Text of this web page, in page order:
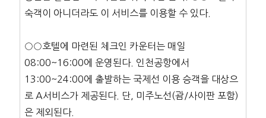
숙객이 아니더라도 이 서비스를 이용할 수 있다.
○○호텔에 마련된 체크인 카운터는 매일
08:00~16:00에 운영된다. 인천공항에서
13:00~24:00에 출발하는 국제선 이용 승객을 대상으
로 A서비스가 제공된다. 단, 미주노선(괌/사이판 포함)
은 제외된다.